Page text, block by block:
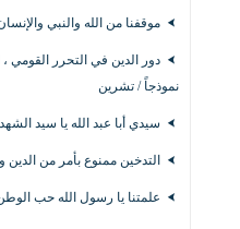
موقفنا من الله والنبي
دور الدين في التحرر القومي ،
نموذجاً / تشرين
سيدي أبا عبد الله يا سيد
التدخين ممنوع بأمر من الدين
علمتنا يا رسول الله حب